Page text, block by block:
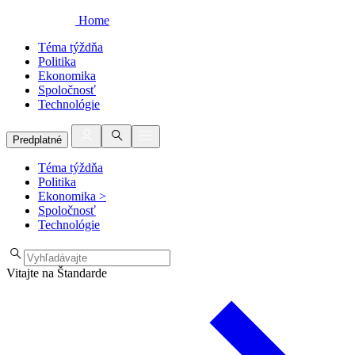
Home
Téma týždňa
Politika
Ekonomika
Spoločnosť
Technológie
Predplatné
Téma týždňa
Politika
Ekonomika >
Spoločnosť
Technológie
Vitajte na Štandarde